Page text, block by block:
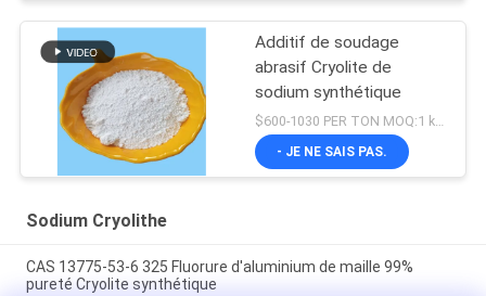
Additif de soudage
abrasif Cryolite de
sodium synthétique
$600-1030 PER TON MOQ:1 kg ou plus
- JE NE SAIS PAS.
Sodium Cryolithe
CAS 13775-53-6 325 Fluorure d'aluminium de maille 99%
pureté Cryolite synthétique